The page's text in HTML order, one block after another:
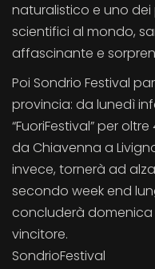
naturalistico e uno
scientifici al mondo,
affascinante e
Poi Sondrio Festival
provincia: da lunedì
“FuoriFestival” per
da Chiavenna a
invece, tornerà ad
secondo week end
concluderà
vincitore.
SondrioFestival